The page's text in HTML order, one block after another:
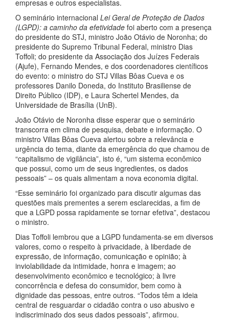
empresas e outros especialistas.
O seminário internacional Lei Geral de Proteção de Dados
(LGPD): a caminho da efetividade foi aberto com a presença
do presidente do STJ, ministro João Otávio de Noronha; do
presidente do Supremo Tribunal Federal, ministro Dias
Toffoli; do presidente da Associação dos Juízes Federais
(Ajufe), Fernando Mendes, e dos coordenadores científicos
do evento: o ministro do STJ Villas Bôas Cueva e os
professores Danilo Doneda, do Instituto Brasiliense de
Direito Público (IDP), e Laura Schertel Mendes, da
Universidade de Brasília (UnB).
João Otávio de Noronha disse esperar que o seminário
transcorra em clima de pesquisa, debate e informação. O
ministro Villas Bôas Cueva alertou sobre a relevância e
urgência do tema, diante da emergência do que chamou de
“capitalismo de vigilância”, isto é, “um sistema econômico
que possui, como um de seus ingredientes, os dados
pessoais” – os quais alimentam a nova economia digital.
“Esse seminário foi organizado para discutir algumas das
questões mais prementes a serem esclarecidas, a fim de
que a LGPD possa rapidamente se tornar efetiva”, destacou
o ministro.
Dias Toffoli lembrou que a LGPD fundamenta-se em diversos
valores, como o respeito à privacidade, à liberdade de
expressão, de informação, comunicação e opinião; à
inviolabilidade da intimidade, honra e imagem; ao
desenvolvimento econômico e tecnológico; à livre
concorrência e defesa do consumidor, bem como à
dignidade das pessoas, entre outros. “Todos têm a ideia
central de resguardar o cidadão contra o uso abusivo e
indiscriminado dos seus dados pessoais”, afirmou.